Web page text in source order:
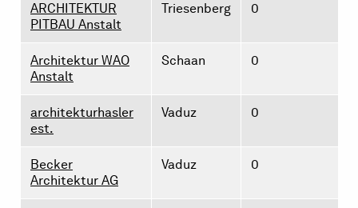
ARCHITEKTUR
PITBAU Anstalt
Triesenberg 0
Architektur WAO
Anstalt
Schaan 0
architekturhasler
est.
Vaduz 0
Becker
Architektur AG
Vaduz 0